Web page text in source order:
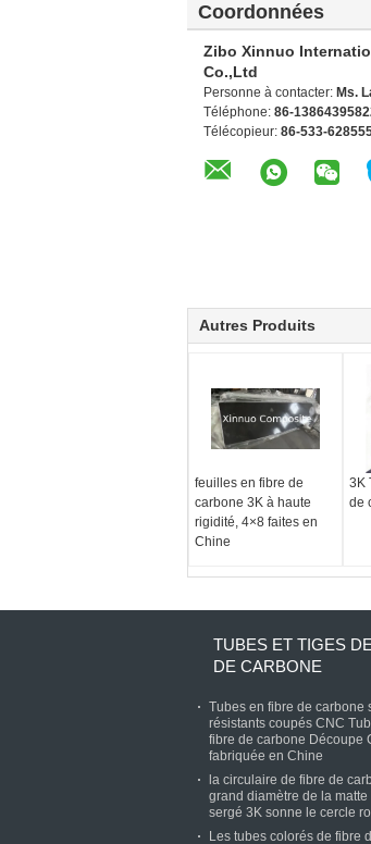
Coordonnées
Zibo Xinnuo
Co.,Ltd
Personne à contacter: Ms.
Téléphone: 86-
Télécopieur: 86-533-
Autres Produits
feuilles en fibre de
carbone 3K à haute
rigidité, 4×8 faites en
Chine
3K
de
TUBES ET TIGES
DE CARBONE
Tubes en fibre de carbone
résistants coupés CNC
fibre de carbone Découpe
fabriquée en Chine
la circulaire de fibre de
grand diamètre de la matte
sergé 3K sonne le cercle
Les tubes colorés de fibre